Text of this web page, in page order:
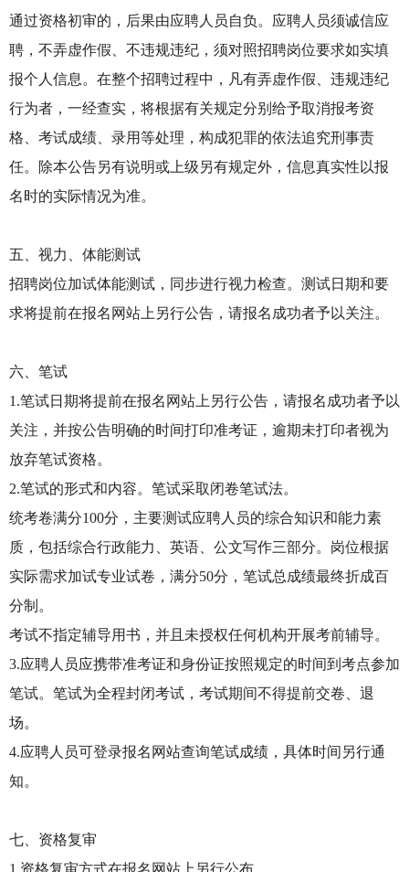
通过资格初审的，后果由应聘人员自负。应聘人员须诚信应
聘，不弄虚作假、不违规违纪，须对照招聘岗位要求如实填
报个人信息。在整个招聘过程中，凡有弄虚作假、违规违纪
行为者，一经查实，将根据有关规定分别给予取消报考资
格、考试成绩、录用等处理，构成犯罪的依法追究刑事责
任。除本公告另有说明或上级另有规定外，信息真实性以报
名时的实际情况为准。
五、视力、体能测试
招聘岗位加试体能测试，同步进行视力检查。测试日期和要
求将提前在报名网站上另行公告，请报名成功者予以关注。
六、笔试
1.笔试日期将提前在报名网站上另行公告，请报名成功者予以
关注，并按公告明确的时间打印准考证，逾期未打印者视为
放弃笔试资格。
2.笔试的形式和内容。笔试采取闭卷笔试法。
统考卷满分100分，主要测试应聘人员的综合知识和能力素
质，包括综合行政能力、英语、公文写作三部分。岗位根据
实际需求加试专业试卷，满分50分，笔试总成绩最终折成百
分制。
考试不指定辅导用书，并且未授权任何机构开展考前辅导。
3.应聘人员应携带准考证和身份证按照规定的时间到考点参加
笔试。笔试为全程封闭考试，考试期间不得提前交卷、退
场。
4.应聘人员可登录报名网站查询笔试成绩，具体时间另行通
知。
七、资格复审
1.资格复审方式在报名网站上另行公布。